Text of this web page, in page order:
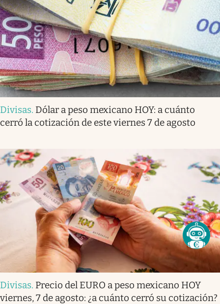
Divisas. Dólar a peso mexicano HOY: a cuánto
cerró la cotización de este viernes 7 de agosto
Divisas. Precio del EURO a peso mexicano HOY
viernes, 7 de agosto: ¿a cuánto cerró su cotización?